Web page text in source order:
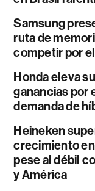
Samsung
ruta de
competir por
Honda eleva
ganancias por
demanda de
Heineken
crecimiento
pese al débil
y América